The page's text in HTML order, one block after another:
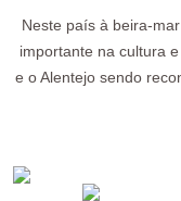
Neste país à beira-
importante na cultura
e o Alentejo sendo